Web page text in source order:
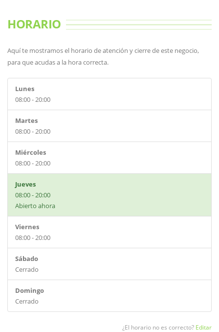
HORARIO
Aquí te mostramos el horario de atención y cierre de este negocio,
para que acudas a la hora correcta.
Lunes
08:00 - 20:00
Martes
08:00 - 20:00
Miércoles
08:00 - 20:00
Jueves
08:00 - 20:00
Abierto ahora
Viernes
08:00 - 20:00
Sábado
Cerrado
Domingo
Cerrado
¿El horario no es correcto? Editar